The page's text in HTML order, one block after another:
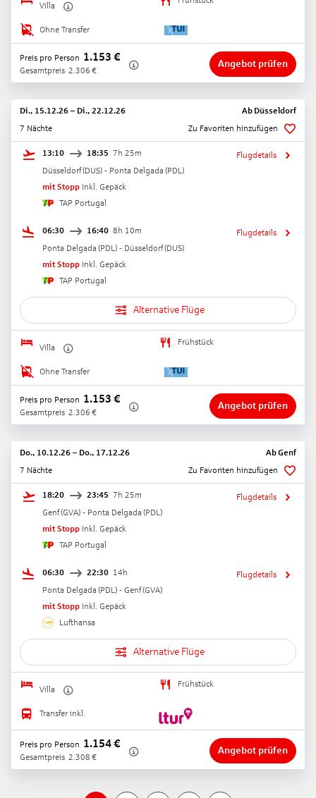
Villa
Ohne Transfer
Preis pro Person 1.153 €
Gesamtpreis 2.306 €
Angebot prüfen
Di., 15.12.26 – Di., 22.12.26 Ab Düsseldorf
7 Nächte
Zu Favoriten hinzufügen
13:10 18:35 7h 25m
Düsseldorf(DUS) - Ponta Delgada (PDL )
mit Stopp Inkl. Gepäck
TAP Portugal
Flugdetails
06:30 16:40 8h 10m
Ponta Delgada (PDL ) - Düsseldorf(DUS)
mit Stopp Inkl. Gepäck
TAP Portugal
Flugdetails
Alternative Flüge
Villa
Frühstück
Ohne Transfer
Preis pro Person 1.153 €
Gesamtpreis 2.306 €
Angebot prüfen
Do., 10.12.26 – Do., 17.12.26 AbGenf
7 Nächte
Zu Favoriten hinzufügen
18:20 23:45 7h 25m
Genf(GVA) - Ponta Delgada (PDL )
mit Stopp Inkl. Gepäck
TAP Portugal
Flugdetails
06:30 22:30 14h
Ponta Delgada (PDL ) - Genf(GVA)
mit Stopp Inkl. Gepäck
Lufthansa
Flugdetails
Alternative Flüge
Villa
Frühstück
Transfer inkl.
Preis pro Person 1.154€
Gesamtpreis 2.308 €
Angebot prüfen